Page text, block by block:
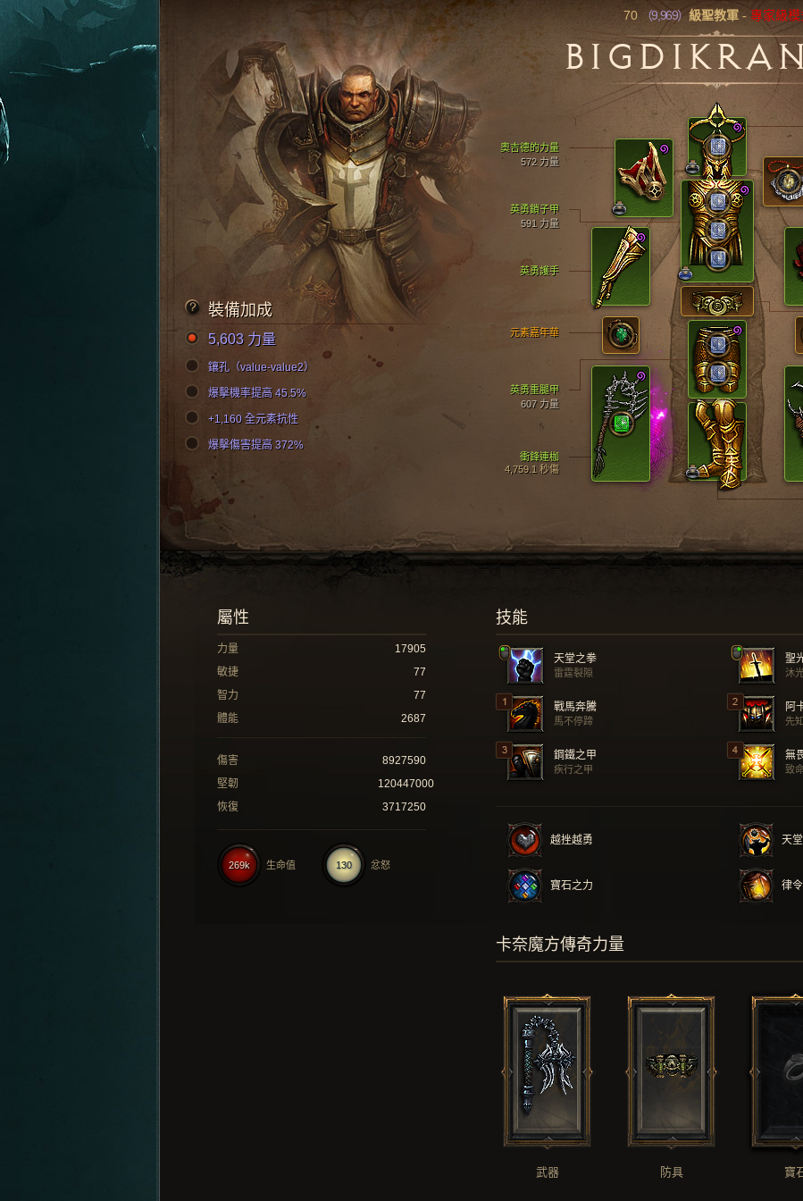
70 （9,969）級聖教軍 - 專家級模
英勇鎖子甲
591 力量
英勇護手
奧吉德的力量
572 力量
英勇重腿甲
607 力量
衝鋒連枷
4,759.1 秒傷
元素嘉年華
裝備加成
5,603 力量
鑲孔（value-value2）
爆擊機率提高 45.5%
+1,160 全元素抗性
爆擊傷害提高 372%
技能
天堂之拳
雷霆裂隙
聖
沐
戰馬奔騰
馬不停蹄
阿
先
鋼鐵之甲
疾行之甲
無
致
越挫越勇 天
寶石之力 律
屬性
力量
17905
敏捷
77
智力
77
體能
2687
傷害
8927590
堅韌
120447000
恢復
3717250
130 忿怒
269k 生命值
卡奈魔方傳奇力量
武器 防具 寶